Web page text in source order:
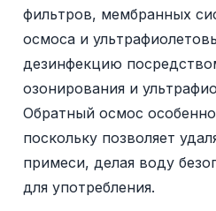
фильтров, мембранных
осмоса и
дезинфекцию
озонирования и
Обратный осмос
поскольку позволяет
примеси, делая воду
для употребления.